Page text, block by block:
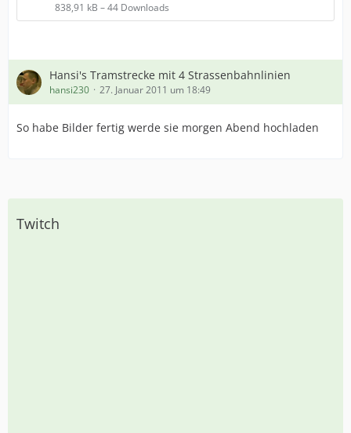
838,91 kB – 44 Downloads
Hansi's Tramstrecke mit 4 Strassenbahnlinien
hansi230 27. Januar 2011 um 18:49
So habe Bilder fertig werde sie morgen Abend hochladen
Twitch